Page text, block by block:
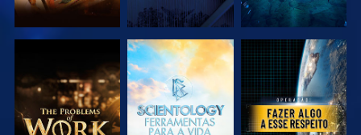
EXPLORAR A
SÉRIE
EXPLORAR A
SÉRIE
VER